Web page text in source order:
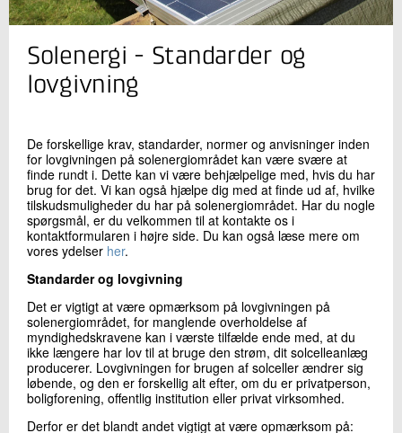
Jeg er din kontaktperson
Ivan Katic
Seniorspecialist
Køle- og Varmepumpeteknik
Skriv til mig
Send
Solenergi - Standarder og
lovgivning
De forskellige krav, standarder, normer og anvisninger inden
for lovgivningen på solenergiområdet kan være svære at
finde rundt i. Dette kan vi være behjælpelige med, hvis du har
brug for det. Vi kan også hjælpe dig med at finde ud af, hvilke
tilskudsmuligheder du har på solenergiområdet. Har du nogle
spørgsmål, er du velkommen til at kontakte os i
kontaktformularen i højre side. Du kan også læse mere om
vores ydelser her.
Standarder og lovgivning
Det er vigtigt at være opmærksom på lovgivningen på
solenergiområdet, for manglende overholdelse af
myndighedskravene kan i værste tilfælde ende med, at du
ikke længere har lov til at bruge den strøm, dit solcelleanlæg
producerer. Lovgivningen for brugen af solceller ændrer sig
løbende, og den er forskellig alt efter, om du er privatperson,
boligforening, offentlig institution eller privat virksomhed.
Derfor er det blandt andet vigtigt at være opmærksom på: